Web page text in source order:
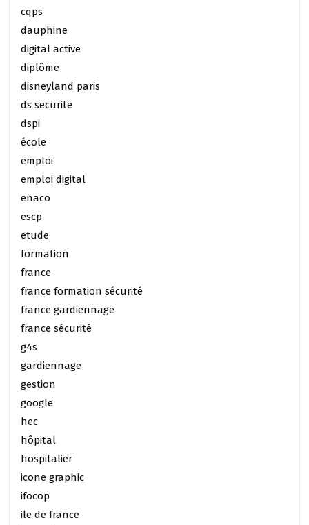
cqps
dauphine
digital active
diplôme
disneyland paris
ds securite
dspi
école
emploi
emploi digital
enaco
escp
etude
formation
france
france formation sécurité
france gardiennage
france sécurité
g4s
gardiennage
gestion
google
hec
hôpital
hospitalier
icone graphic
ifocop
ile de france